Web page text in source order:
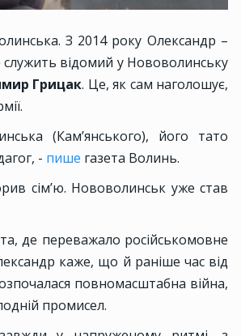
З 2014 року Олександр –
служить відомий у Нововолинську
Грицак. Це, як сам наголошує,
(Кам’янського), його тато
- пише газета Волинь.
сім’ю. Нововолинськ уже став
де переважало російськомовне
каже, що й раніше час від
повномасштабна війна,
промисел.